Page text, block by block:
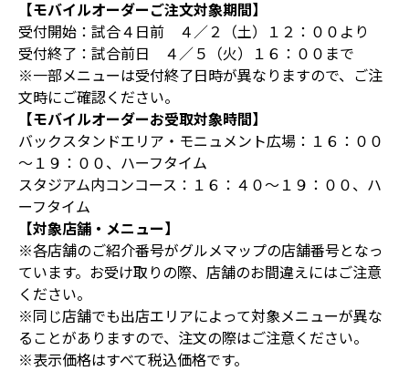
【モバイルオーダーご注文対象期間】
受付開始：試合４日前 ４／２（土）１２：００より
受付終了：試合前日 ４／５（火）１６：００まで
※一部メニューは受付終了日時が異なりますので、ご注
文時にご確認ください。
【モバイルオーダーお受取対象時間】
バックスタンドエリア・モニュメント広場：１６：００
～１９：００、ハーフタイム
スタジアム内コンコース：１６：４０～１９：００、ハ
ーフタイム
【対象店舗・メニュー】
※各店舗のご紹介番号がグルメマップの店舗番号となっ
ています。お受け取りの際、店舗のお間違えにはご注意
ください。
※同じ店舗でも出店エリアによって対象メニューが異な
ることがありますので、注文の際はご注意ください。
※表示価格はすべて税込価格です。